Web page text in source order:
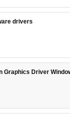
drivers
Graphics Driver